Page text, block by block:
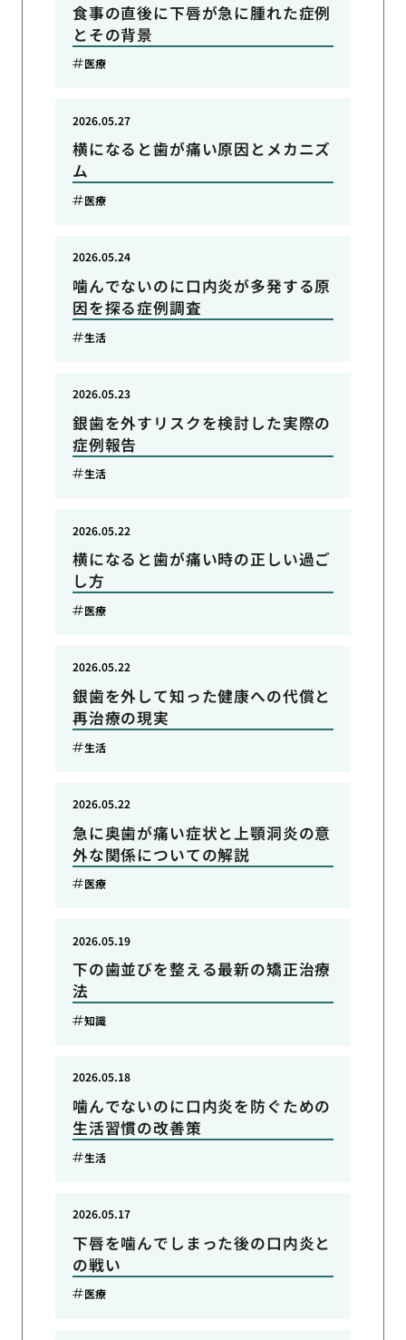
食事の直後に下唇が急に腫れた症例
とその背景
医療
横になると歯が痛い原因とメカニズ
ム
2026.05.27
医療
噛んでないのに口内炎が多発する原
因を探る症例調査
2026.05.24
生活
銀歯を外すリスクを検討した実際の
症例報告
2026.05.23
生活
横になると歯が痛い時の正しい過ご
し方
2026.05.22
医療
銀歯を外して知った健康への代償と
再治療の現実
2026.05.22
生活
急に奥歯が痛い症状と上顎洞炎の意
外な関係についての解説
2026.05.22
医療
下の歯並びを整える最新の矯正治療
法
2026.05.19
知識
噛んでないのに口内炎を防ぐための
生活習慣の改善策
2026.05.18
生活
下唇を噛んでしまった後の口内炎と
の戦い
2026.05.17
医療